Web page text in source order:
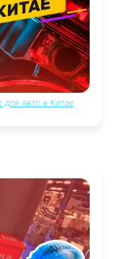
для авто в Китае